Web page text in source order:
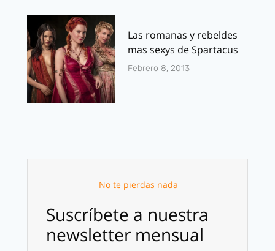
Las romanas y rebeldes
mas sexys de Spartacus
Febrero 8, 2013
No te pierdas nada
Suscríbete a nuestra
newsletter mensual